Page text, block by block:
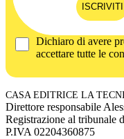
ISCRIVITI
Dichiaro di avere
accettare tutte le
CASA EDITRICE LA
Direttore responsabile
Registrazione al tribunale
P.IVA 02204360875